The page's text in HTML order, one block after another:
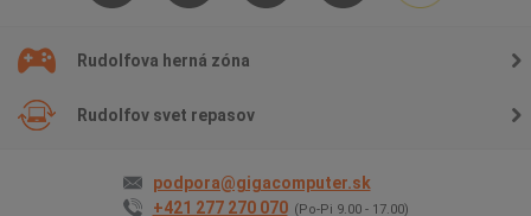
Rudolfova herná zóna
Rudolfov svet repasov
podpora@gigacomputer.sk
+421 277 270 070 (Po-Pi 9.00 - 17.00)